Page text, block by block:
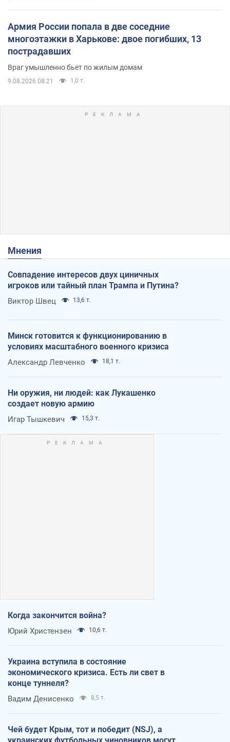
Армия России попала в две соседние
многоэтажки в Харькове: двое погибших, 13
пострадавших
Враг умышленно бьет по жилым домам
9.08.2026 08:21 1,0 т.
Мнения
Совпадение интересов двух циничных
игроков или тайный план Трампа и Путина?
Виктор Швец 13,6 т.
Минск готовится к функционированию в
условиях масштабного военного кризиса
Александр Левченко 18,1 т.
Ни оружия, ни людей: как Лукашенко
создает новую армию
Игар Тышкевич 15,3 т.
Когда закончится война?
Юрий Христензен 10,6 т.
Украина вступила в состояние
экономического кризиса. Есть ли свет в
конце туннеля?
Вадим Денисенко 8,5 т.
Чей будет Крым, тот и победит (NSJ), а
украинских футбольных чиновников могут